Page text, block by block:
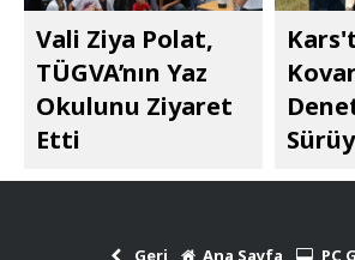
Vali Ziya Polat,
TÜGVA’nın Yaz
Okulunu Ziyaret
Etti
Geri Ana Sayfa PC